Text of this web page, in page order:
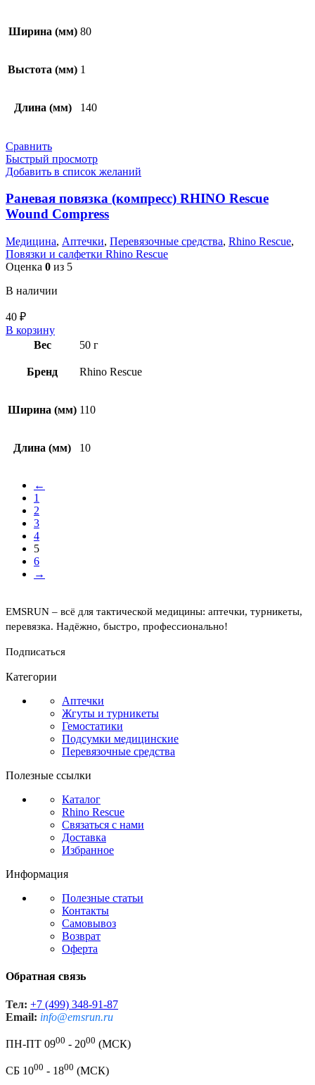
Ширина (мм) 80
Выстота (мм) 1
Длина (мм) 140
Сравнить
Быстрый просмотр
Добавить в список желаний
Раневая повязка (компресс) RHINO Rescue
Wound Compress
Медицина, Аптечки, Перевязочные средства, Rhino Rescue,
Повязки и салфетки Rhino Rescue
Оценка 0 из 5
В наличии
40 ₽
В корзину
Вес
50 г
Бренд Rhino Rescue
Ширина (мм) 110
Длина (мм) 10
←
1
2
3
4
5
6
→
EMSRUN – всё для тактической медицины: аптечки, турникеты,
перевязка. Надёжно, быстро, профессионально!
Подписаться
Категории
Аптечки
Жгуты и турникеты
Гемостатики
Подсумки медицинские
Перевязочные средства
Полезные ссылки
Каталог
Rhino Rescue
Связаться с нами
Доставка
Избранное
Информация
Полезные статьи
Контакты
Самовывоз
Возврат
Оферта
Обратная связь
Тел: +7 (499) 348-91-87
Email: info@emsrun.ru
ПН-ПТ 0900 - 2000 (МСК)
СБ 1000 - 1800 (МСК)